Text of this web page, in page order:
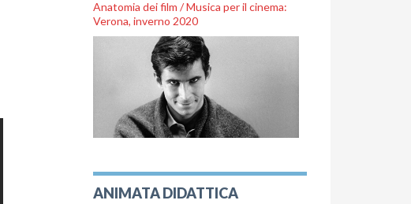
Anatomia dei film / Musica per il cinema:
Verona, inverno 2020
ANIMATA DIDATTICA